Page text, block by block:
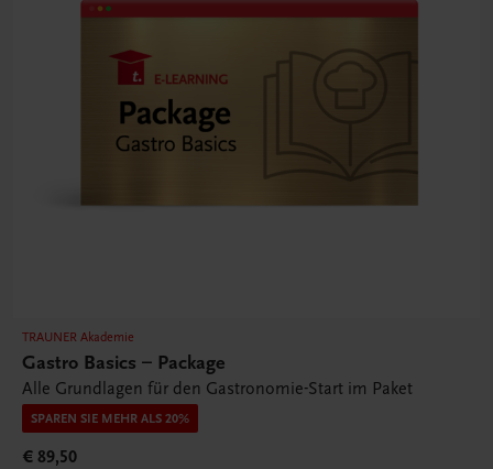
TRAUNER Akademie
Gastro Basics – Package
Alle Grundlagen für den Gastronomie-Start im Paket
SPAREN SIE MEHR ALS 20%
€ 89,50